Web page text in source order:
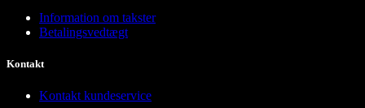
Information om takster
Betalingsvedtægt
Kontakt
Kontakt kundeservice